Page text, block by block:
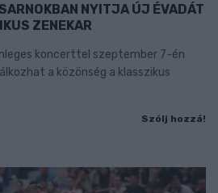
NYITJA ÚJ ÉVADÁT
ZENEKAR
koncerttel szeptember 7-én
a közönség a klasszikus
Szólj hozzá!